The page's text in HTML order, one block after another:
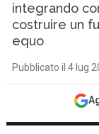
integrando
costruire un
equo
Pubblicato il 4 lug